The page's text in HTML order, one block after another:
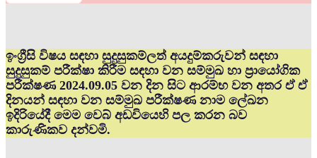
ඉංග්‍රීසි විෂය සඳහා සුදුසුකම්ලත් අයදුම්කරුවන් සඳහා
සුදුසුකම් පරීක්ෂා කිරීම සඳහා වන සම්මුඛ හා ප්‍රායෝගික
පරීක්ෂණ 2024.09.05 වන දින සිට ආරම්භ වන අතර ඒ ඒ
දිනයන් සඳහා වන සම්මුඛ පරීක්ෂණ නාම ලේඛන
ඉදිරියේදී මෙම වෙබ් අඩවියෙහි පල කරන බව
කාරුණිකව දන්වමි.